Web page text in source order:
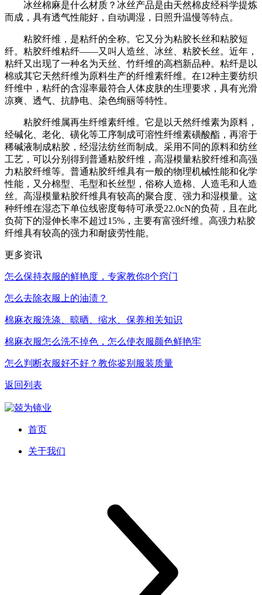
冰丝棉麻是什么材质？冰丝产品是由天然棉皮经科学提炼
而成，具有透气性能好，自动调湿，日照升温慢等特点。
粘胶纤维，是粘纤的全称。它又分为粘胶长丝和粘胶短
纤。粘胶纤维粘纤——又叫人造丝、冰丝、粘胶长丝。近年，
粘纤又出现了一种名为天丝、竹纤维的高档新品种。粘纤是以
棉或其它天然纤维为原料生产的纤维素纤维。在12种主要纺织
纤维中，粘纤的含湿率最符合人体皮肤的生理要求，具有光滑
凉爽、透气、抗静电、染色绚丽等特性。
粘胶纤维属再生纤维素纤维。它是以天然纤维素为原料，
经碱化、老化、磺化等工序制成可溶性纤维素磺酸酯，再溶于
稀碱液制成粘胶，经湿法纺丝而制成。采用不同的原料和纺丝
工艺，可以分别得到普通粘胶纤维，高湿模量粘胶纤维和高强
力粘胶纤维等。普通粘胶纤维具有一般的物理机械性能和化学
性能，又分棉型、毛型和长丝型，俗称人造棉、人造毛和人造
丝。高湿模量粘胶纤维具有较高的聚合度、强力和湿模量。这
种纤维在湿态下单位线密度每特可承受22.0cN的负荷，且在此
负荷下的湿伸长率不超过15%，主要有富强纤维。高强力粘胶
纤维具有较高的强力和耐疲劳性能。
更多资讯
怎么保持衣服的鲜艳度，专家教你8个窍门
怎么去除衣服上的油渍？
棉麻衣服洗涤、晾晒、缩水、保养相关知识
棉麻衣服怎么洗不掉色，怎么使衣服颜色鲜艳牢
怎么判断衣服好不好？教你鉴别服装质量
返回列表
首页
关于我们